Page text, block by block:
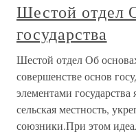
Шестой отдел
государства
Шестой отдел Об
совершенстве основ
элементами
сельская местность,
союзники.При этом